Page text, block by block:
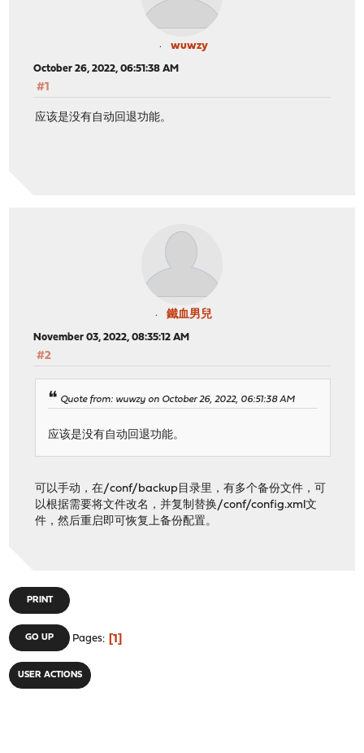
wuwzy
October 26, 2022, 06:51:38 AM
#1
应该是没有自动回退功能。
鐵血男兒
November 03, 2022, 08:35:12 AM
#2
Quote from: wuwzy on October 26, 2022, 06:51:38 AM
应该是没有自动回退功能。
可以手动，在/conf/backup目录里，有多个备份文件，可
以根据需要将文件改名，并复制替换/conf/config.xml文
件，然后重启即可恢复上备份配置。
PRINT
GO UP Pages 1
USER ACTIONS